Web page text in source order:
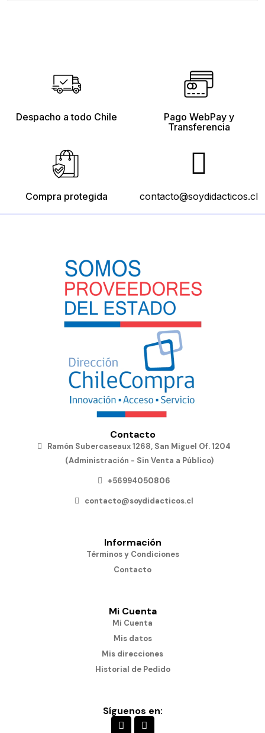
Despacho a todo Chile
Pago WebPay y
Transferencia
Compra protegida contacto@soydidacticos.cl
Contacto
Ramón Subercaseaux 1268, San Miguel Of. 1204
(Administración - Sin Venta a Público)
+56994050806
contacto@soydidacticos.cl
Información
Términos y Condiciones
Contacto
Mi Cuenta
Mi Cuenta
Mis datos
Mis direcciones
Historial de Pedido
Síguenos en: